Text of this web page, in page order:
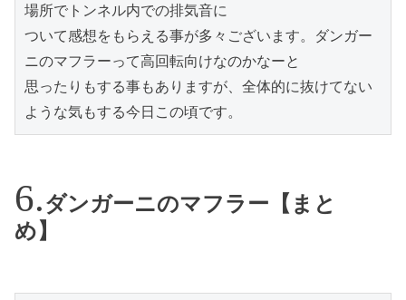
場所でトンネル内での排気音に
ついて感想をもらえる事が多々ございます。ダンガー
ニのマフラーって高回転向けなのかなーと
思ったりもする事もありますが、全体的に抜けてない
ような気もする今日この頃です。
ダンガーニのマフラー【まと
め】